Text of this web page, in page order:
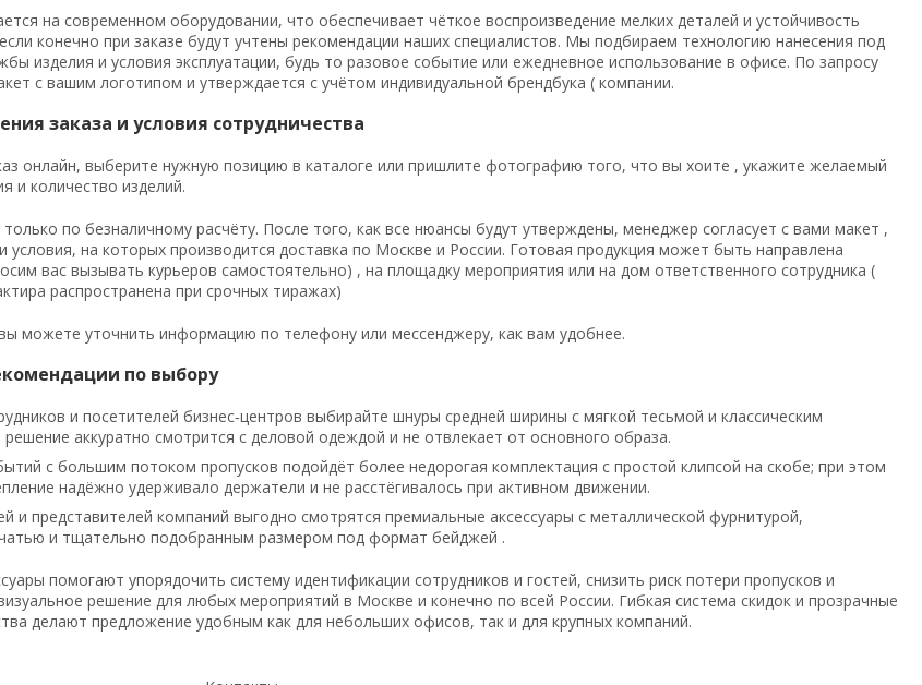
на современном оборудовании, что обеспечивает чёткое воспроизведение мелких деталей и устойчивость
конечно при заказе будут учтены рекомендации наших специалистов. Мы подбираем технологию нанесения под
изделия и условия эксплуатации, будь то разовое событие или ежедневное использование в офисе. По запросу
с вашим логотипом и утверждается с учётом индивидуальной брендбука ( компании.
заказа и условия сотрудничества
онлайн, выберите нужную позицию в каталоге или пришлите фотографию того, что вы хоите , укажите желаемый
и количество изделий.
по безналичному расчёту. После того, как все нюансы будут утверждены, менеджер согласует с вами макет ,
условия, на которых производится доставка по Москве и России. Готовая продукция может быть направлена
вас вызывать курьеров самостоятельно) , на площадку мероприятия или на дом ответственного сотрудника (
распространена при срочных тиражах)
можете уточнить информацию по телефону или мессенджеру, как вам удобнее.
по выбору
и посетителей бизнес‑центров выбирайте шнуры средней ширины с мягкой тесьмой и классическим
аккуратно смотрится с деловой одеждой и не отвлекает от основного образа.
с большим потоком пропусков подойдёт более недорогая комплектация с простой клипсой на скобе; при этом
надёжно удерживало держатели и не расстёгивалось при активном движении.
и представителей компаний выгодно смотрятся премиальные аксессуары с металлической фурнитурой,
и тщательно подобранным размером под формат бейджей .
помогают упорядочить систему идентификации сотрудников и гостей, снизить риск потери пропусков и
решение для любых мероприятий в Москве и конечно по всей России. Гибкая система скидок и прозрачные
делают предложение удобным как для небольших офисов, так и для крупных компаний.